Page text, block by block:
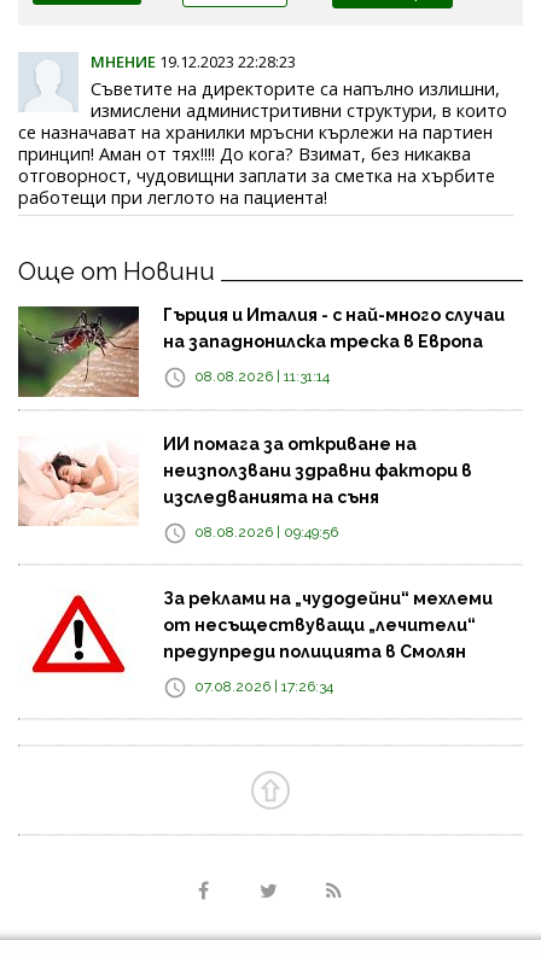
МНЕНИЕ 19.12.2023 22:28:23
Съветите на директорите са напълно излишни,
измислени администритивни структури, в които
се назначават на хранилки мръсни кърлежи на партиен
принцип! Аман от тях!!!! До кога? Взимат, без никаква
отговорност, чудовищни заплати за сметка на хърбите
работещи при леглото на пациента!
Още от Новини
Гърция и Италия - с най-много случаи
на западнонилска треска в Европа
08.08.2026 | 11:31:14
ИИ помага за откриване на
неизползвани здравни фактори в
изследванията на съня
08.08.2026 | 09:49:56
За реклами на „чудодейни“ мехлеми
от несъществуващи „лечители“
предупреди полицията в Смолян
07.08.2026 | 17:26:34